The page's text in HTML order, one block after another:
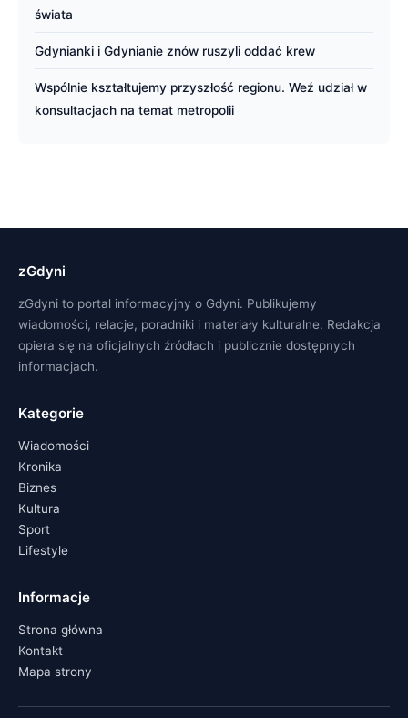
świata
Gdynianki i Gdynianie znów ruszyli oddać krew
Wspólnie kształtujemy przyszłość regionu. Weź udział w
konsultacjach na temat metropolii
zGdyni
zGdyni to portal informacyjny o Gdyni. Publikujemy
wiadomości, relacje, poradniki i materiały kulturalne. Redakcja
opiera się na oficjalnych źródłach i publicznie dostępnych
informacjach.
Kategorie
Wiadomości
Kronika
Biznes
Kultura
Sport
Lifestyle
Informacje
Strona główna
Kontakt
Mapa strony